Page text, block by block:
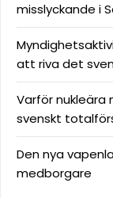
misslyckande i
att riva det
Varför nukleära
svenskt
Den nya
medborgare